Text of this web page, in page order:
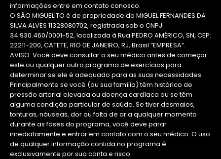
informações entre em contato conosco.
O SÃO MIGUELITO é de propriedade do MIGUEL FERNANDES DA
SILVA ALVES 11328080702, registrada sob o CNPJ
34.930.460/0001-52, localizada à Rua PEDRO AMÉRICO, SN, CEP:
22211-200, CATETE, RIO DE JANEIRO, RJ, Brasil “EMPRESA”.
AVISO: Você deve consultar o seu médico antes de começar
este ou qualquer outro programa de exercícios para
determinar se ele é adequado para as suas necessidades.
Principalmente se você (ou sua família) têm histórico de
pressão arterial elevada ou doença cardíaca ou se têm
alguma condição particular de saúde. Se tiver desmaios,
tonturas, náuseas, dor ou falta de ar a qualquer momento
durante as fases do programa, você deve parar
imediatamente e entrar em contato com o seu médico. O uso
de qualquer informação contida no programa é
exclusivamente por sua conta e risco.